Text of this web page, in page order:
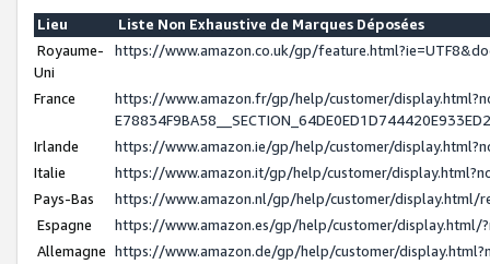
Lieu
Liste Non Exhaustive de Marques Déposées
Royaume-
Uni
https://www.amazon.co.uk/gp/
France
https://www.amazon.fr/gp/help/customer/
Irlande
https://www.amazon.ie/gp/help/customer/
Italie
https://www.amazon.it/gp/help/customer/
Pays-Bas
https://www.amazon.nl/gp/help/customer/display.html/
Espagne
https://www.amazon.es/gp/help/customer/display.html/
Allemagne https://www.amazon.de/gp/help/customer/